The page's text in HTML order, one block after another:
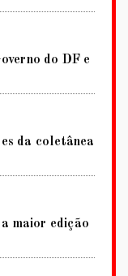
do DF e
da coletânea
maior edição